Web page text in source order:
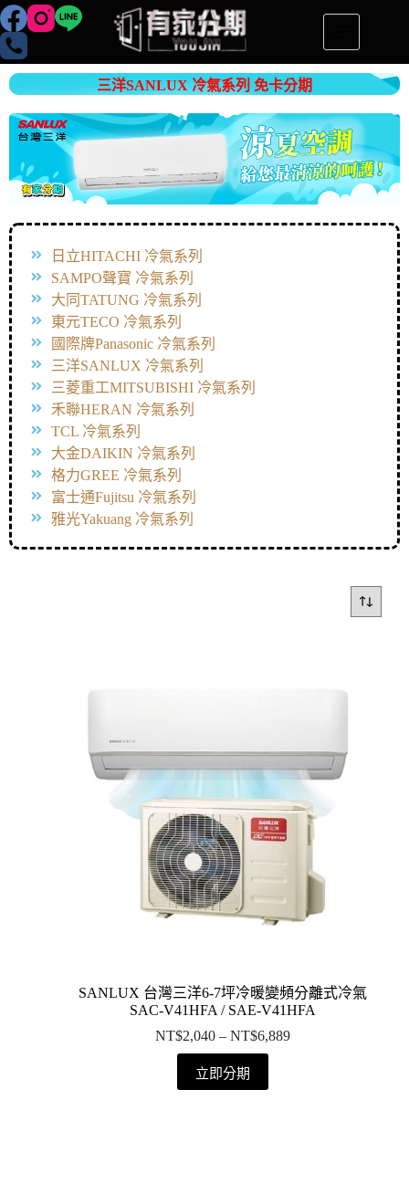
三洋SANLUX 冷氣系列 免卡分期
日立HITACHI 冷氣系列
SAMPO聲寶 冷氣系列
大同TATUNG 冷氣系列
東元TECO 冷氣系列
國際牌Panasonic 冷氣系列
三洋SANLUX 冷氣系列
三菱重工MITSUBISHI 冷氣系列
禾聯HERAN 冷氣系列
TCL 冷氣系列
大金DAIKIN 冷氣系列
格力GREE 冷氣系列
富士通Fujitsu 冷氣系列
雅光Yakuang 冷氣系列
SANLUX 台灣三洋6-7坪冷暖變頻分離式冷氣
SAC-V41HFA / SAE-V41HFA
NT$2,040 – NT$6,889
立即分期